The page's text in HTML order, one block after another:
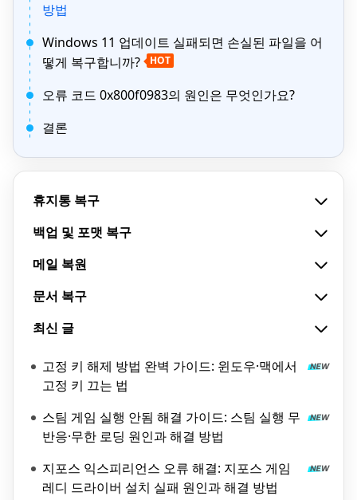
방법
Windows 11 업데이트 실패되면 손실된 파일을 어
떻게 복구합니까?
HOT
오류 코드 0x800f0983의 원인은 무엇인가요?
결론
휴지통 복구
백업 및 포맷 복구
메일 복원
문서 복구
최신 글
고정 키 해제 방법 완벽 가이드: 윈도우·맥에서
고정 키 끄는 법
스팀 게임 실행 안됨 해결 가이드: 스팀 실행 무
반응·무한 로딩 원인과 해결 방법
지포스 익스피리언스 오류 해결: 지포스 게임
레디 드라이버 설치 실패 원인과 해결 방법